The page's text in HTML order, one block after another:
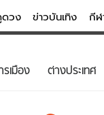
วง ข่าวบันเทิง กีฬ
ดูดวง - ต
หวยไทย
รเมือง ต่างประเทศ